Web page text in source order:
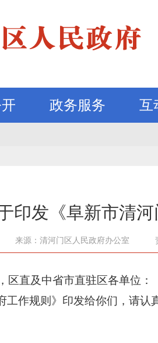
政务服务 互
印发《阜新市清
来源：清河门区人民政府办公室
， 区直及中省市直驻区各单位 ：
作规则》印发给你们，请认